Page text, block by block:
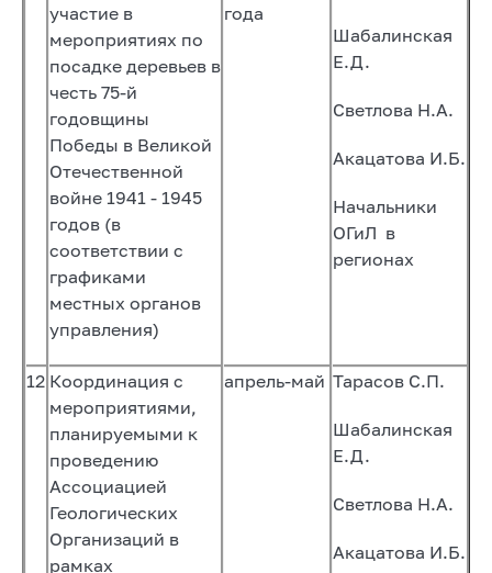
участие в
мероприятиях по
посадке деревьев в
честь 75-й
годовщины
Победы в Великой
Отечественной
войне 1941 - 1945
годов (в
соответствии с
графиками
местных органов
управления)
года
Шабалинская
Е.Д.
Светлова Н.А.
Акацатова И.Б.
Начальники
ОГиЛ в
регионах
12 Координация с
мероприятиями,
планируемыми к
проведению
Ассоциацией
Геологических
Организаций в
рамках
апрель-май Тарасов С.П.
Шабалинская
Е.Д.
Светлова Н.А.
Акацатова И.Б.